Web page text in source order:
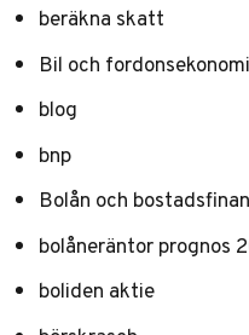
beräkna skatt
Bil och fordonsekonomi
blog
bnp
Bolån och
bolåneräntor prognos
boliden aktie